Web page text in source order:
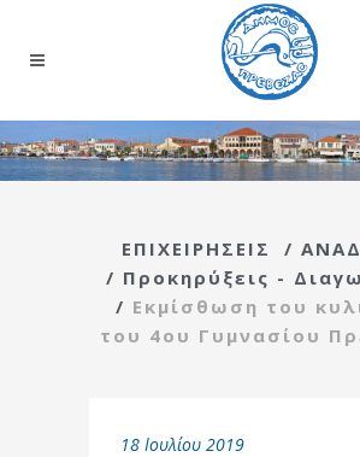
ΕΠΙΧΕΙΡΗΣΕΙΣ /
/ Προκηρύξεις -
/ Εκμίσθωση του
του 4ου Γυμνασίου
18 Ιουλίου 2019